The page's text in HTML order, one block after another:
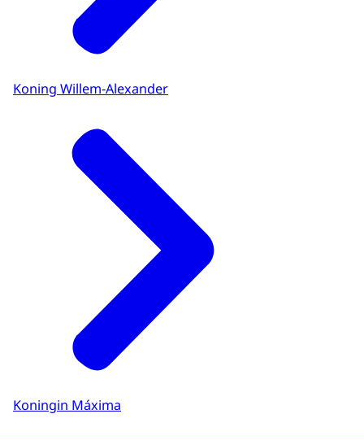
Koning Willem-Alexander
Koningin Máxima